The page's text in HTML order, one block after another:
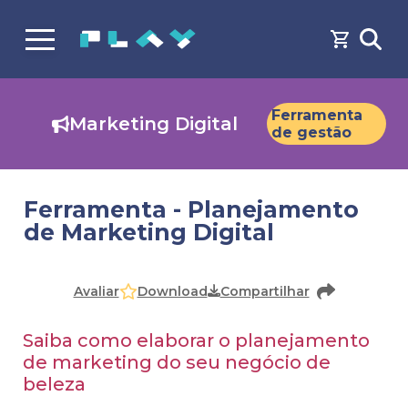
Marketing Digital
Ferramenta
de gestão
Ferramenta - Planejamento
de Marketing Digital
cadastro para acessar o conteúdo
Avaliar Download Compartilhar
Saiba como elaborar o planejamento
de marketing do seu negócio de
beleza